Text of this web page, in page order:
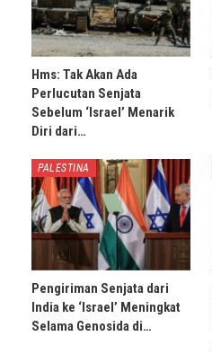
Hms: Tak Akan Ada
Perlucutan Senjata
Sebelum ‘Israel’ Menarik
Diri dari…
PALESTINA
Pengiriman Senjata dari
India ke ‘Israel’ Meningkat
Selama Genosida di…